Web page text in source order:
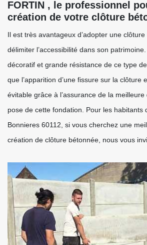
FORTIN , le professionnel
création de votre clôture
Il est très avantageux d’adopter une
délimiter l’accessibilité dans son patrimoine.
décoratif et grande résistance de ce type
que l’apparition d’une fissure sur la clôture
évitable grâce à l’assurance de la
pose de cette fondation. Pour les habitants
Bonnieres 60112, si vous cherchez une
création de clôture bétonnée, nous vous